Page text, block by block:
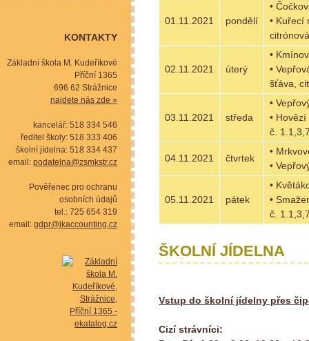
01.11.2021 pondělí
•
• Kuřecí
02.11.2021 úterý
•
•
šťáva,
03.11.2021 středa
•
•
č.
04.11.2021 čtvrtek
•
•
05.11.2021 pátek
•
•
č.
ŠKOLNÍ JÍDELNA
Vstup do školní jídelny přes
Cizí strávníci:
KONTAKTY
Základní škola M. Kudeříkové
Příční 1365
696 62 Strážnice
najdete nás zde »
kancelář: 518 334 546
ředitel školy: 518 333 406
školní jídelna: 518 334 437
email: podatelna@zsmkstr.cz
Pověřenec pro ochranu
osobních údajů
tel.: 725 654 319
email: gdpr@jkaccounting.cz